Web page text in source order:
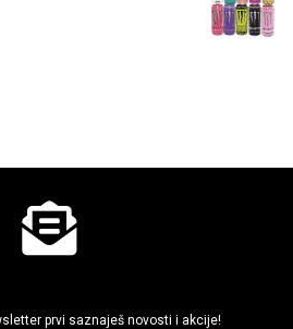
prvi saznaješ novosti i akcije!